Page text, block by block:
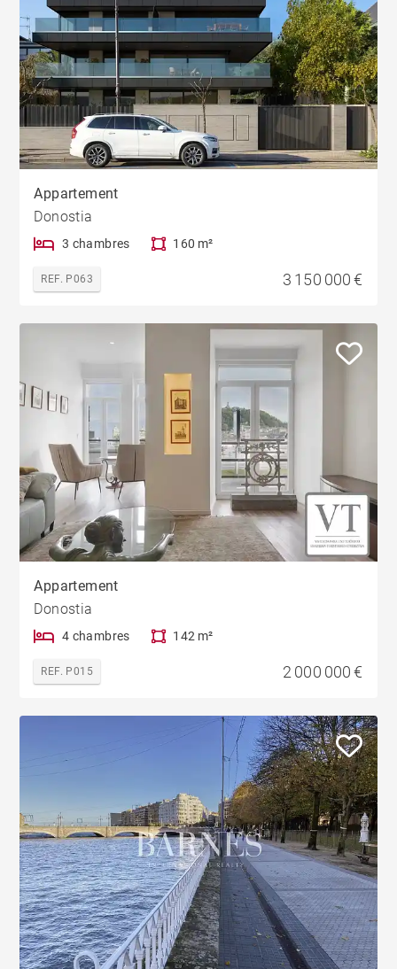
Appartement
Donostia
3 chambres 160 m²
REF. P063 3 150 000 €
Appartement
Donostia
4 chambres 142 m²
REF. P015 2 000 000 €